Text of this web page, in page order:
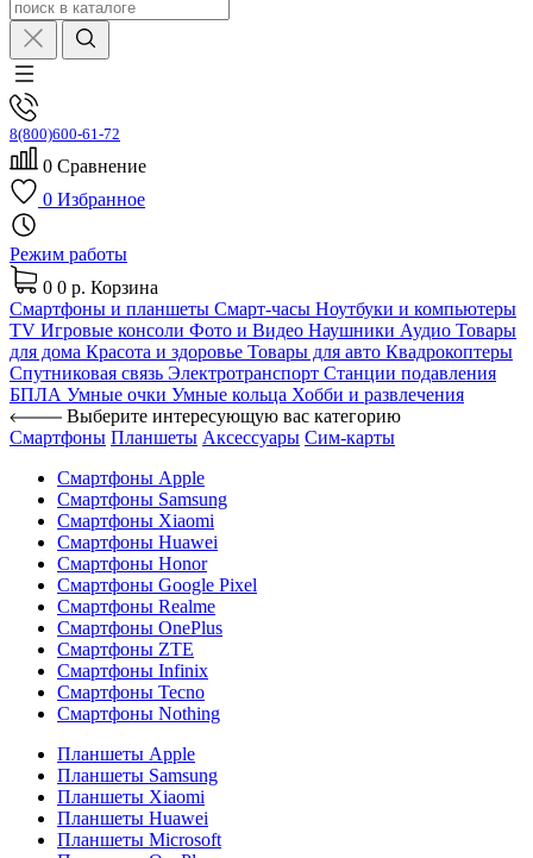
8(800)600-61-72
0 Сравнение
0 Избранное
Режим работы
0 0 р. Корзина
Смартфоны и планшеты Смарт-часы Ноутбуки и компьютеры
TV Игровые консоли Фото и Видео Наушники Аудио Товары
для дома Красота и здоровье Товары для авто Квадрокоптеры
Спутниковая связь Электротранспорт Станции подавления
БПЛА Умные очки Умные кольца Хобби и развлечения
Выберите интересующую вас категорию
Смартфоны Планшеты Аксессуары Сим-карты
Смартфоны Apple
Смартфоны Samsung
Смартфоны Xiaomi
Смартфоны Huawei
Смартфоны Honor
Смартфоны Google Pixel
Смартфоны Realme
Смартфоны OnePlus
Смартфоны ZTE
Смартфоны Infinix
Смартфоны Tecno
Смартфоны Nothing
Планшеты Apple
Планшеты Samsung
Планшеты Xiaomi
Планшеты Huawei
Планшеты Microsoft